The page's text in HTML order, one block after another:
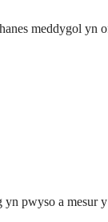
meddygol yn
pwyso a mesur